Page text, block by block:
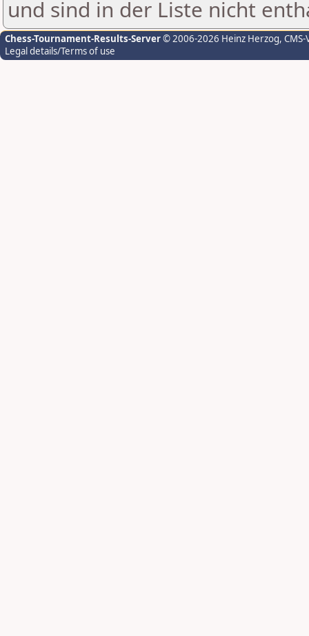
und sind in der Liste nicht
Chess-Tournament-Results-Server© 2006-2026 Heinz Herzog,
Legal details/Terms of use